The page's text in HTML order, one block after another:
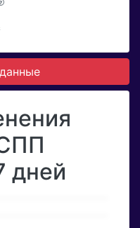
дней